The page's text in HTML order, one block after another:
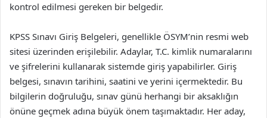
kontrol edilmesi gereken bir belgedir.
KPSS Sınavı Giriş Belgeleri, genellikle ÖSYM’nin resmi web
sitesi üzerinden erişilebilir. Adaylar, T.C. kimlik numaralarını
ve şifrelerini kullanarak sistemde giriş yapabilirler. Giriş
belgesi, sınavın tarihini, saatini ve yerini içermektedir. Bu
bilgilerin doğruluğu, sınav günü herhangi bir aksaklığın
önüne geçmek adına büyük önem taşımaktadır. Her aday,